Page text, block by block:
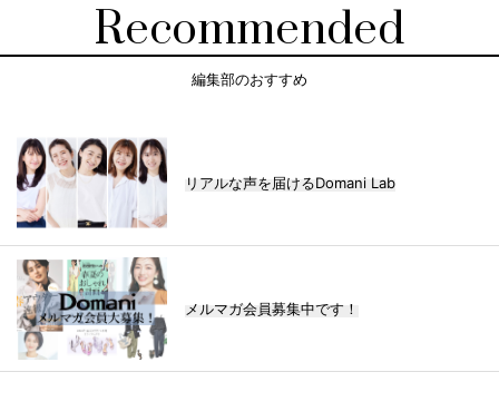
Recommended
編集部のおすすめ
リアルな声を届けるDomani Lab
メルマガ会員募集中です！